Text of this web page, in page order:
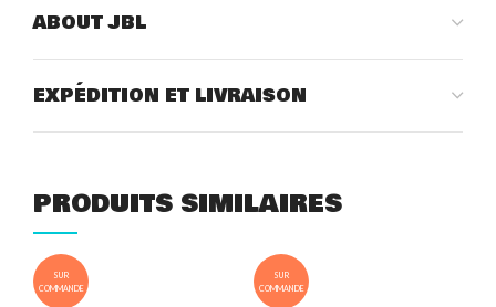
ABOUT JBL
EXPÉDITION ET LIVRAISON
PRODUITS SIMILAIRES
SUR
COMMANDE
SUR
COMMANDE